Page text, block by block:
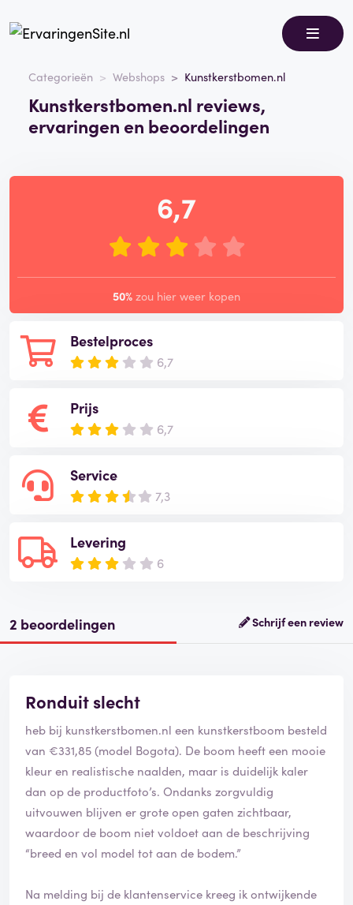
Categorieën Webshops Kunstkerstbomen.nl
Kunstkerstbomen.nl reviews,
ervaringen en beoordelingen
Bestelproces
6,7
Prijs
6,7
Service
7,3
Levering
6
6,7
50% zou hier weer kopen
2 beoordelingen Schrijf een review
Ronduit slecht
heb bij kunstkerstbomen.nl een kunstkerstboom besteld
van €331,85 (model Bogota). De boom heeft een mooie
kleur en realistische naalden, maar is duidelijk kaler
dan op de productfoto’s. Ondanks zorgvuldig
uitvouwen blijven er grote open gaten zichtbaar,
waardoor de boom niet voldoet aan de beschrijving
“breed en vol model tot aan de bodem.”
Na melding bij de klantenservice kreeg ik ontwijkende